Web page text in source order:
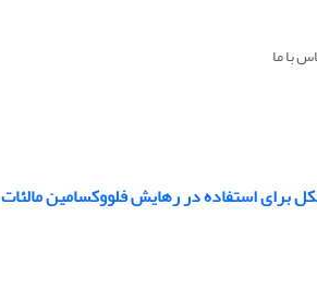
با ما
برای استفاده در رهایش فلووکسامین مالئات